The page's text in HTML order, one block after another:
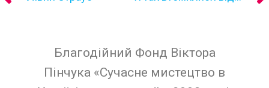
Благодійний Фонд Віктора
Пінчука «Сучасне мистецтво в